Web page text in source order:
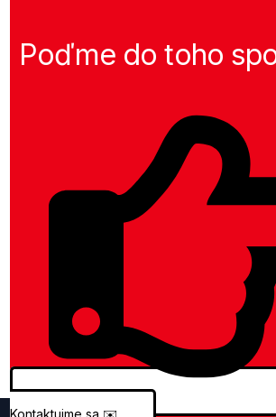
Poďme do toho
Kontaktujme sa ✉️